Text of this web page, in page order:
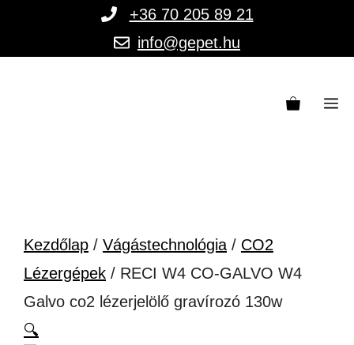
+36 70 205 89 21
info@gepet.hu
Kezdőlap / Vágástechnológia / CO2
Lézergépek / RECI W4 CO-GALVO W4
Galvo co2 lézerjelölő gravírozó 130w
🔍